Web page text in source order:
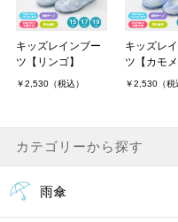
非公開 投稿日：2019年03月
明るい花柄がとても気に入
す。以前別のサイトで15cm
pink girlさん
キッズレインブー
ツ【リンゴ】
￥2,530（税込）
キッズレ
ツ【カモメ
￥2,530（税
カテゴリーから探す
雨傘